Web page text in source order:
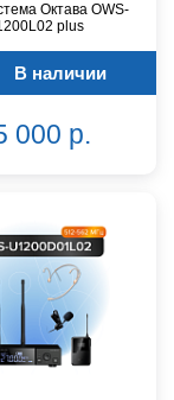
Октава OWS-
plus
В наличии
000 р.